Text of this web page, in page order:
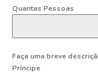
Quantas Pessoas
Faça uma breve
Príncipe